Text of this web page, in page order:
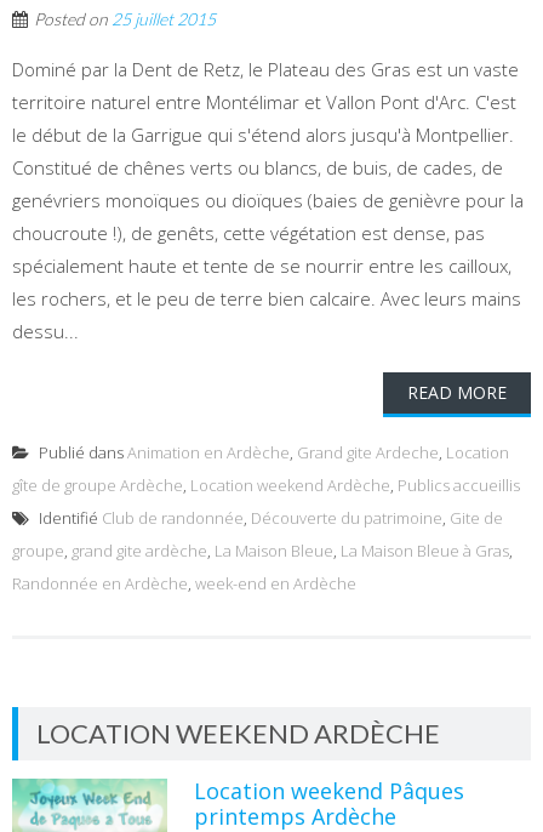
Posted on 25 juillet 2015
Dominé par la Dent de Retz, le Plateau des Gras est un vaste
territoire naturel entre Montélimar et Vallon Pont d'Arc. C'est
le début de la Garrigue qui s'étend alors jusqu'à Montpellier.
Constitué de chênes verts ou blancs, de buis, de cades, de
genévriers monoïques ou dioïques (baies de genièvre pour la
choucroute !), de genêts, cette végétation est dense, pas
spécialement haute et tente de se nourrir entre les cailloux,
les rochers, et le peu de terre bien calcaire. Avec leurs mains
dessu...
READ MORE
Publié dansAnimation en Ardèche, Grand gite Ardeche, Location
gîte de groupe Ardèche, Location weekend Ardèche, Publics accueillis
Identifié Club de randonnée, Découverte du patrimoine, Gite de
groupe, grand gite ardèche, La Maison Bleue, La Maison Bleue à Gras,
Randonnée en Ardèche, week-end en Ardèche
LOCATION WEEKEND ARDÈCHE
Location weekend Pâques
printemps Ardèche